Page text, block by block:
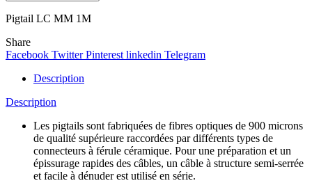
Pigtail LC MM 1M
Share
Facebook Twitter Pinterest linkedin Telegram
Description
Description
Les pigtails sont fabriquées de fibres optiques de 900 microns
de qualité supérieure raccordées par différents types de
connecteurs à férule céramique. Pour une préparation et un
épissurage rapides des câbles, un câble à structure semi-serrée
et facile à dénuder est utilisé en série.